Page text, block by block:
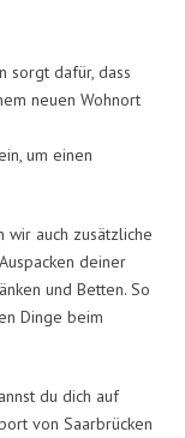
sorgt dafür, dass
neuen Wohnort
um einen
auch zusätzliche
deiner
und Betten. So
Dinge beim
du dich auf
von Saarbrücken